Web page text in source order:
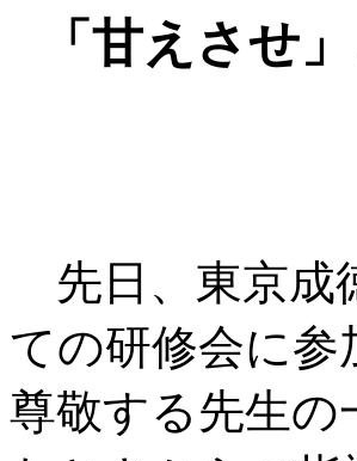
「甘えさせ
先日、東京成
ての研修会に
尊敬する先生の